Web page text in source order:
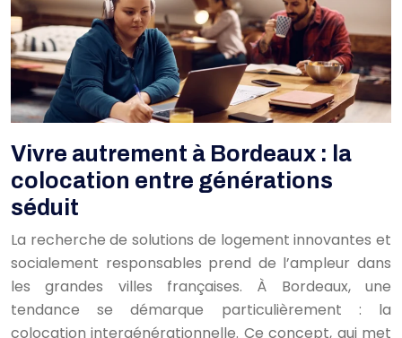
Vivre autrement à Bordeaux : la
colocation entre générations
séduit
La recherche de solutions de logement innovantes et
socialement responsables prend de l’ampleur dans
les grandes villes françaises. À Bordeaux, une
tendance se démarque particulièrement : la
colocation intergénérationnelle. Ce concept, qui met